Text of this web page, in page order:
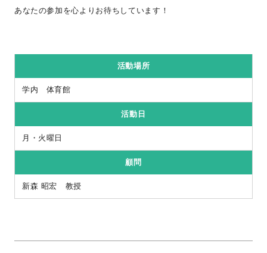
あなたの参加を心よりお待ちしています！
活動場所
学内 体育館
活動日
月・火曜日
顧問
新森 昭宏 教授